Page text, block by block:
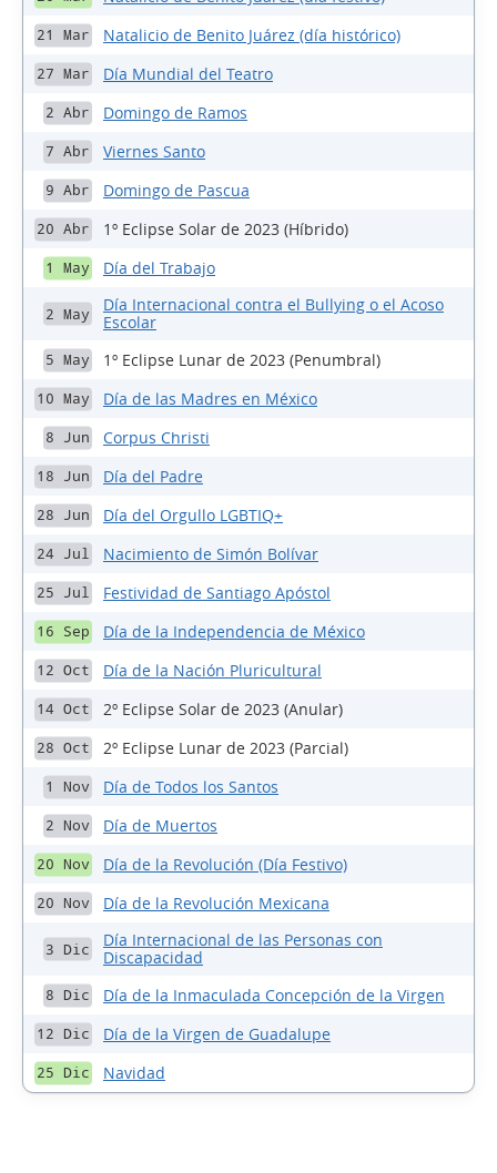
21 Mar Natalicio de Benito Juárez (día histórico)
27 Mar Día Mundial del Teatro
2 Abr Domingo de Ramos
7 Abr Viernes Santo
9 Abr Domingo de Pascua
20 Abr 1º Eclipse Solar de 2023 (Híbrido)
1 May Día del Trabajo
2 May
Día Internacional contra el Bullying o el Acoso
Escolar
5 May 1º Eclipse Lunar de 2023 (Penumbral)
10 May Día de las Madres en México
8 Jun Corpus Christi
18 Jun Día del Padre
28 Jun Día del Orgullo LGBTIQ+
24 Jul Nacimiento de Simón Bolívar
25 Jul Festividad de Santiago Apóstol
16 Sep Día de la Independencia de México
12 Oct Día de la Nación Pluricultural
14 Oct 2º Eclipse Solar de 2023 (Anular)
28 Oct 2º Eclipse Lunar de 2023 (Parcial)
1 Nov Día de Todos los Santos
2 Nov Día de Muertos
20 Nov Día de la Revolución (Día Festivo)
20 Nov Día de la Revolución Mexicana
3 Dic
Día Internacional de las Personas con
Discapacidad
8 Dic Día de la Inmaculada Concepción de la Virgen
12 Dic Día de la Virgen de Guadalupe
25 Dic Navidad